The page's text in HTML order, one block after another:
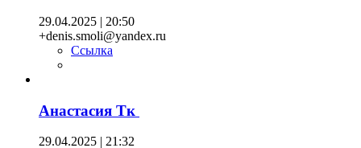
29.04.2025 | 20:50
+denis.smoli@yandex.ru
Ссылка
Анастасия Тк
29.04.2025 | 21:32